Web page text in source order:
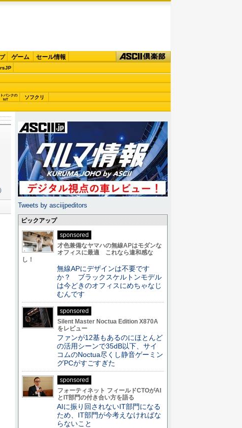
ゲーム セール情報
バンクの
IoT
ソフクリ
Tweets by asciijpeditors
ピックアップ
sponsored
才色兼備なヤマハの無線APはモダンな
オフィスに最適 これなら違和感な
し！
無線APにデザインは不要です
か？ ブラックスケルトンモデル
は今どきのオフィスにめちゃなじ
むんです
sponsored
Silent Master Noctua Edition X870A
をレビュー
ファンが12基もあるのにほとんど
の活用シーンで35dB以下、サイ
コムのNoctua尽くし静音ゲーミン
グPCがすごすぎた
sponsored
フォーティネット フィールドCTOがAI
とIT部門の付き合い方を語る
AIに振り回されないIT部門になる
ため、IT部門が今考えなければな
らないこと